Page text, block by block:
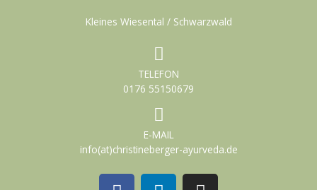
Kleines Wiesental / Schwarzwald
TELEFON
0176 55150679
E-MAIL
info(at)christineberger-ayurveda.de
F L I